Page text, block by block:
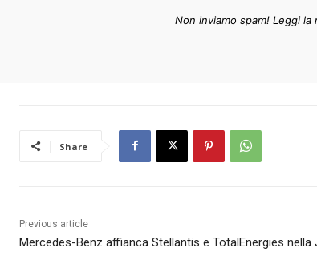
Non inviamo spam! Leggi la
Share
Previous article
Mercedes-Benz affianca Stellantis e TotalEnergies nella